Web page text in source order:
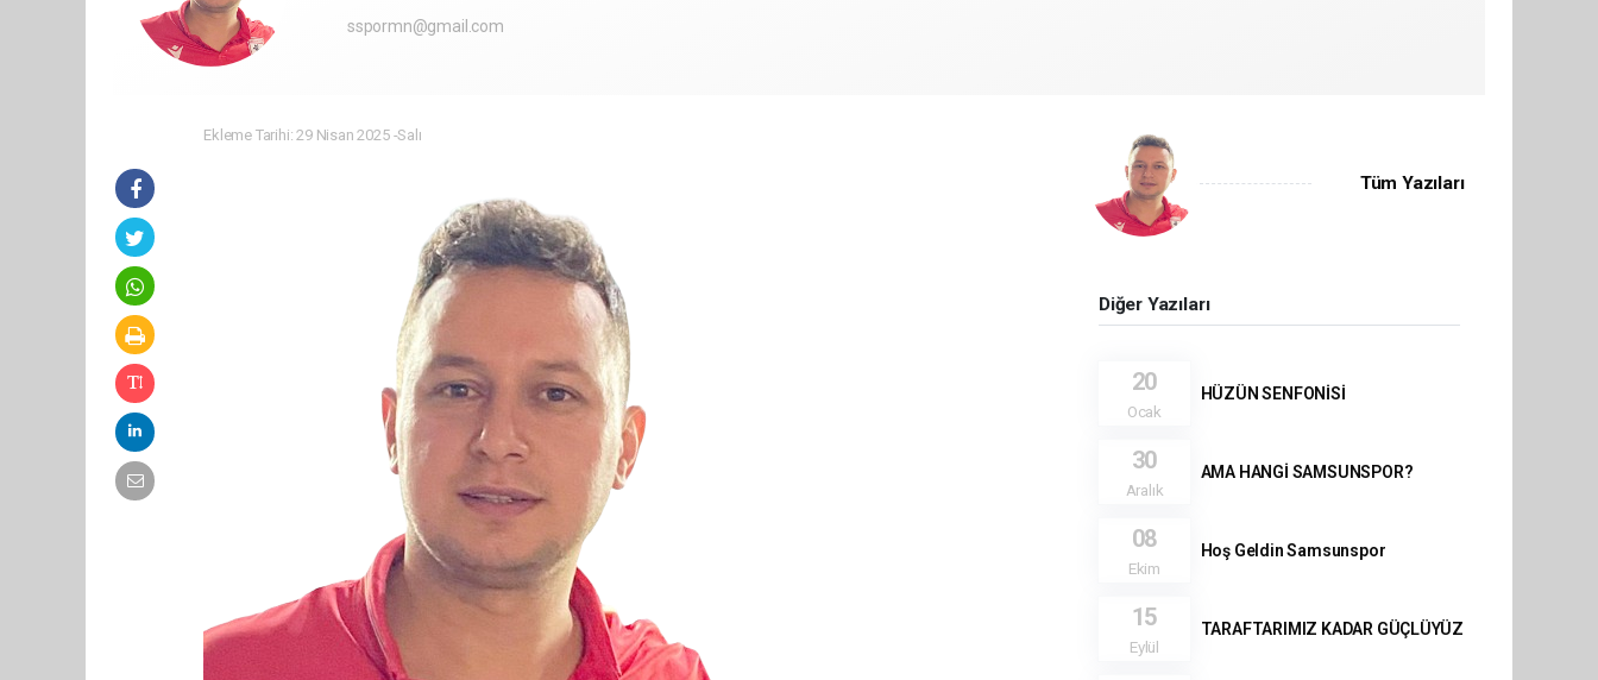
sspormn@gmail.com
Ekleme Tarihi: 29 Nisan 2025 -Salı
Tüm Yazıları
Diğer Yazıları
20
Ocak
HÜZÜN SENFONİSİ
30
Aralık
AMA HANGİ SAMSUNSPOR?
08
Ekim
Hoş Geldin Samsunspor
15
Eylül
TARAFTARIMIZ KADAR GÜÇLÜYÜZ